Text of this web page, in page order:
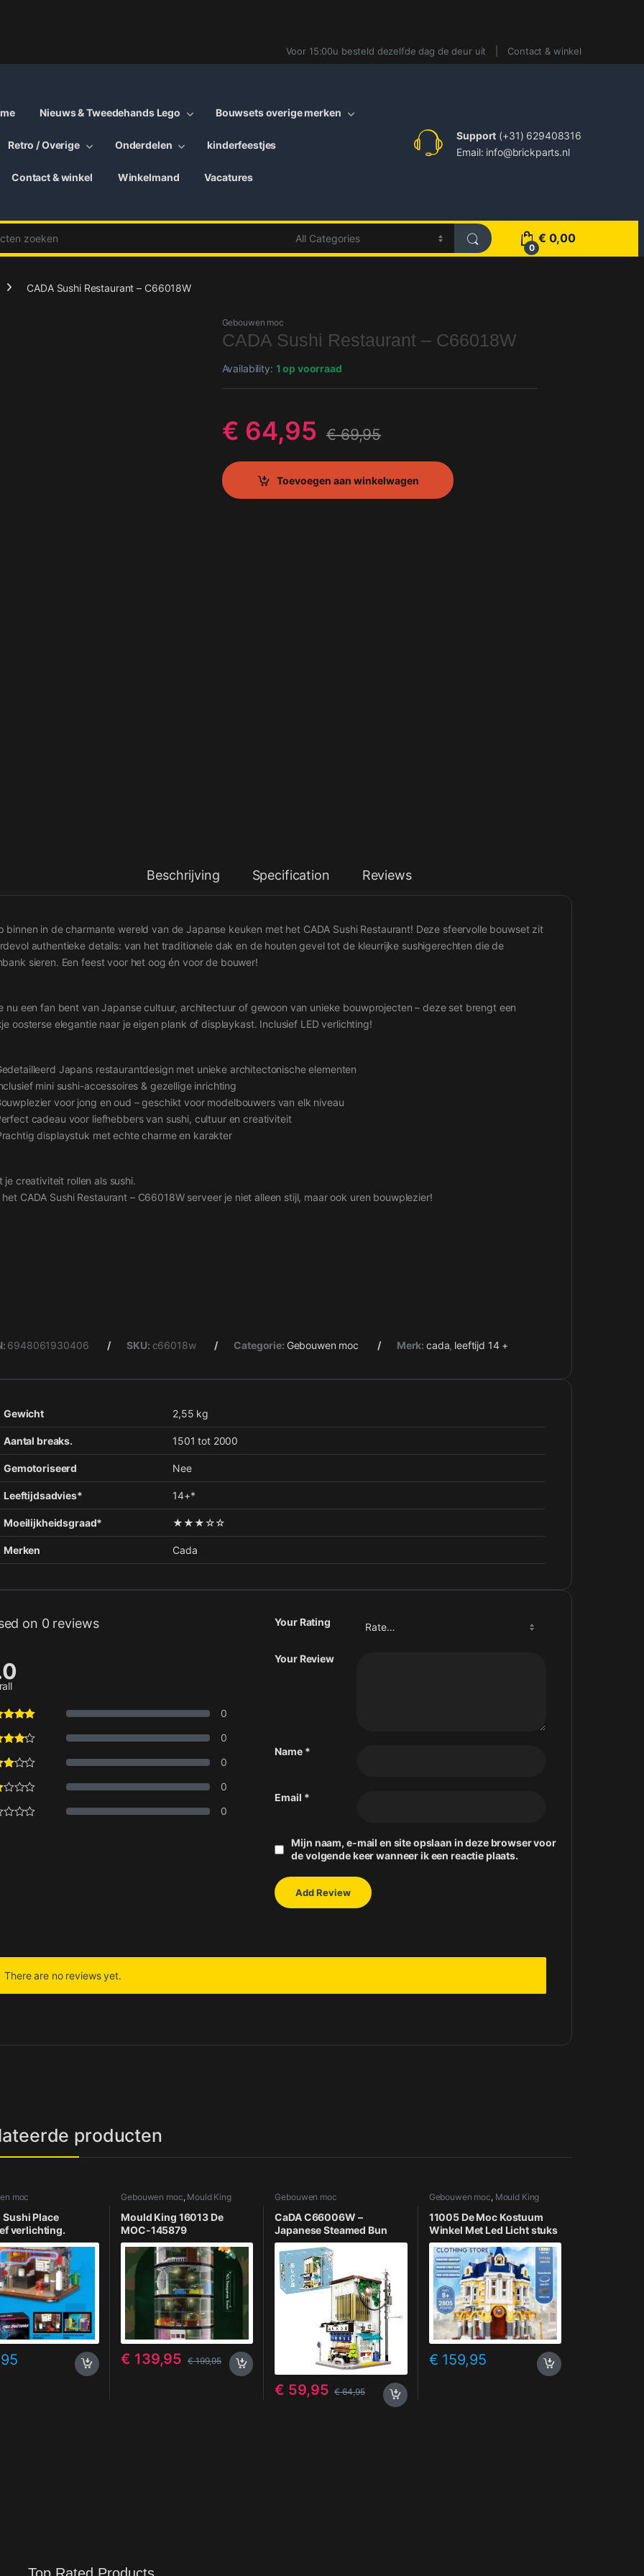
Voor 15:00u besteld dezelfde dag de deur uit Contact & winkel
Nieuws & Tweedehands Lego Bouwsets overige merken
Retro / Overige Onderdelen kinderfeestjes
Contact & winkel Winkelmand Vacatures
Support (+31) 629408316
Email: info@brickparts.nl
0
€ 0,00
CADA Sushi Restaurant – C66018W
Gebouwen moc
CADA Sushi Restaurant – C66018W
Availability: 1 op voorraad
€ 64,95 €69,95
Toevoegen aan winkelwagen
Beschrijving Specification Reviews
binnen in de charmante wereld van de Japanse keuken met het CADA Sushi Restaurant! Deze sfeervolle bouwset zit
authentieke details: van het traditionele dak en de houten gevel tot de kleurrijke sushigerechten die de
sieren. Een feest voor het oog én voor de bouwer!
nu een fan bent van Japanse cultuur, architectuur of gewoon van unieke bouwprojecten – deze set brengt een
oosterse elegantie naar je eigen plank of displaykast. Inclusief LED verlichting!
Japans restaurantdesign met unieke architectonische elementen
mini sushi-accessoires & gezellige inrichting
voor jong en oud – geschikt voor modelbouwers van elk niveau
cadeau voor liefhebbers van sushi, cultuur en creativiteit
displaystuk met echte charme en karakter
je creativiteit rollen als sushi.
CADA Sushi Restaurant – C66018W serveer je niet alleen stijl, maar ook uren bouwplezier!
6948061930406 SKU: c66018w Categorie: Gebouwen moc Merk: cada, leeftijd 14 +
Gewicht 2,55 kg
Aantal breaks. 1501 tot 2000
Gemotoriseerd Nee
Leeftijdsadvies* 14+*
Moeilijkheidsgraad* ★★★☆☆
Merken Cada
on 0 reviews
0
0
0
0
0
Your Rating
Your Review
Name *
Email *
Mijn naam, e-mail en site opslaan in deze browser voor
de volgende keer wanneer ik een reactie plaats.
There are no reviews yet.
producten
moc
Place
verlichting.
Gebouwen moc, Mould King
Mould King 16013 De
MOC-145879
Transparante Toren
€ 139,95 €199,95
Gebouwen moc
CaDA C66006W –
Japanese Steamed Bun
House MOC | Bouwset met
Aziatische Details |
Displaymodel met
verlichtingssets,
€ 59,95 €64,95
Gebouwen moc, Mould King
11005 De Moc Kostuum
Winkel Met Led Licht stuks
€ 159,95